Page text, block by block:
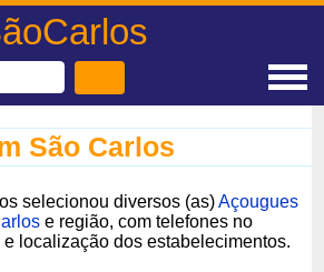
São Carlos
selecionou diversos (as)Açougues
e região, com telefones no
localização dos estabelecimentos.